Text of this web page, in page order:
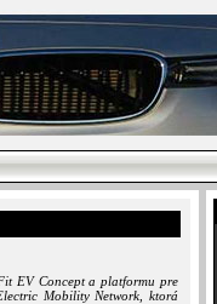
EV Concept a platformu pre
Mobility Network, ktorá